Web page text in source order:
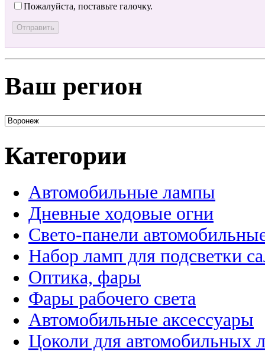
Пожалуйста, поставьте галочку.
Ваш регион
Категории
Автомобильные лампы
Дневные ходовые огни
Свето-панели
Набор ламп для подсветки
Оптика, фары
Фары рабочего света
Автомобильные аксессуары
Цоколи для автомобильных